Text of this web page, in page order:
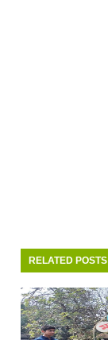
RELATED POSTS